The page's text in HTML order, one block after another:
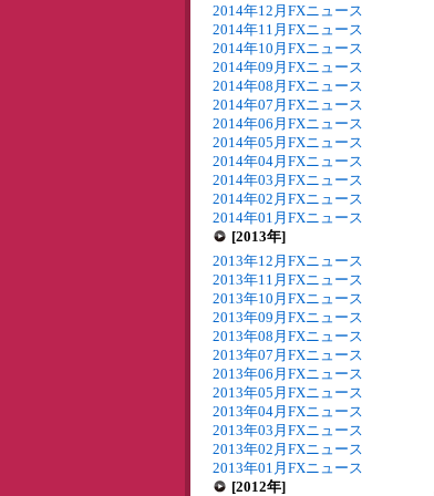
2014年12月FXニュース
2014年11月FXニュース
2014年10月FXニュース
2014年09月FXニュース
2014年08月FXニュース
2014年07月FXニュース
2014年06月FXニュース
2014年05月FXニュース
2014年04月FXニュース
2014年03月FXニュース
2014年02月FXニュース
2014年01月FXニュース
[2013年]
2013年12月FXニュース
2013年11月FXニュース
2013年10月FXニュース
2013年09月FXニュース
2013年08月FXニュース
2013年07月FXニュース
2013年06月FXニュース
2013年05月FXニュース
2013年04月FXニュース
2013年03月FXニュース
2013年02月FXニュース
2013年01月FXニュース
[2012年]